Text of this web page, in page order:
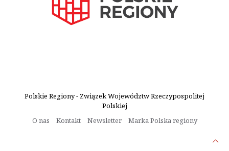
Polskie Regiony - Związek Województw Rzeczypospolitej
Polskiej
O nas
Kontakt Newsletter Marka Polska regiony